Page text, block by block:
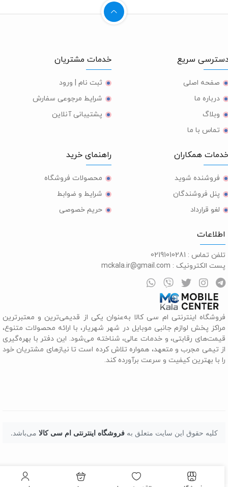
سریع
صفحه اصلی
درباره ما
وبلاگ
تماس با ما
خدمات مشتریان
ثبت نام | ورود
شرایط مرجوعی سفارش
پشتیبانی آنلاین
همکاران
فروشنده شوید
پنل فروشندگان
لغو قرارداد
راهنمای خرید
محصولات فروشگاه
شرایط و ضوابط
حریم خصوصی
تماس : 02191010281
الکترونیک : mckala.ir@gmail.com
اینترنتی ام سی کالا به‌عنوان یکی از قدیمی‌ترین و معتبرترین
پخش لوازم جانبی موبایل در شهر شهریار، با ارائه محصولات متنوع،
رقابتی، و خدمات عالی، شناخته می‌شود. این دفتر با بهره‌گیری
تیمی مجرب و متعهد، همواره تلاش کرده است تا نیازهای مشتریان خود
با بهترین کیفیت و سرعت برآورده کند.
کلیه حقوق این سایت متعلق بهفروشگاه اینترنتی ام سی کالامی‌باشد.